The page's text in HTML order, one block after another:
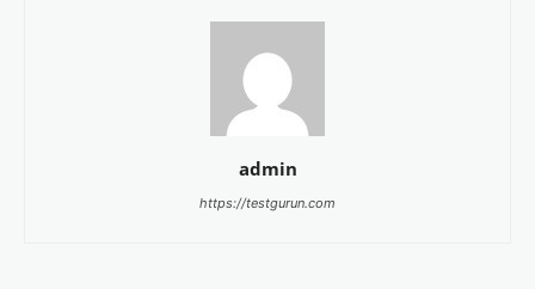
admin
https://testgurun.com